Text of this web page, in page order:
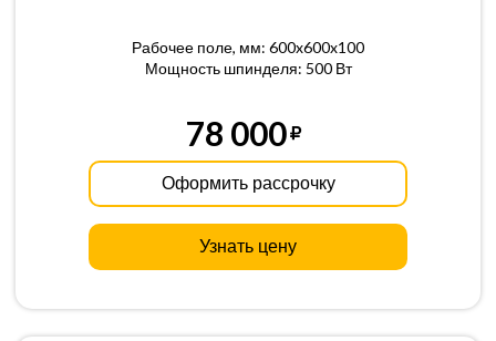
Рабочее поле, мм: 600x600x100
Мощность шпинделя: 500 Вт
78 000
Оформить рассрочку
Узнать цену